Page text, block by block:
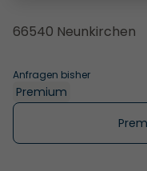
Anfragen bisher
Premium
66540 Neunkirchen